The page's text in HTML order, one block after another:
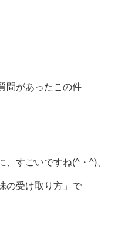
問があったこの件
、すごいですね(^・^)、
の受け取り方」で